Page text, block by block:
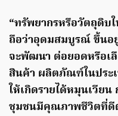
“ทรัพยากรหรือวัตถุดิบ
ถือว่าอุดมสมบูรณ์ ขึ้นอ
จะพัฒนา ต่อยอดหรือเ
สินค้า ผลิตภัณฑ์ในประ
ให้เกิดรายได้หมุนเวีย
ชุมชนมีคุณภาพชีวิตที่ดี